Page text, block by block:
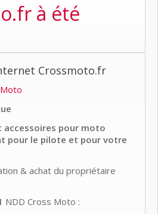
à été
Crossmoto.fr
accessoires pour moto
pour le pilote et pour votre
& achat du propriétaire
NDD Cross Moto :